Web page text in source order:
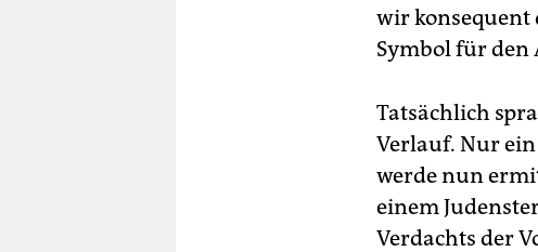
wir konsequent
Symbol für den
Tatsächlich
Verlauf. Nur ein
werde nun
einem
Verdachts der